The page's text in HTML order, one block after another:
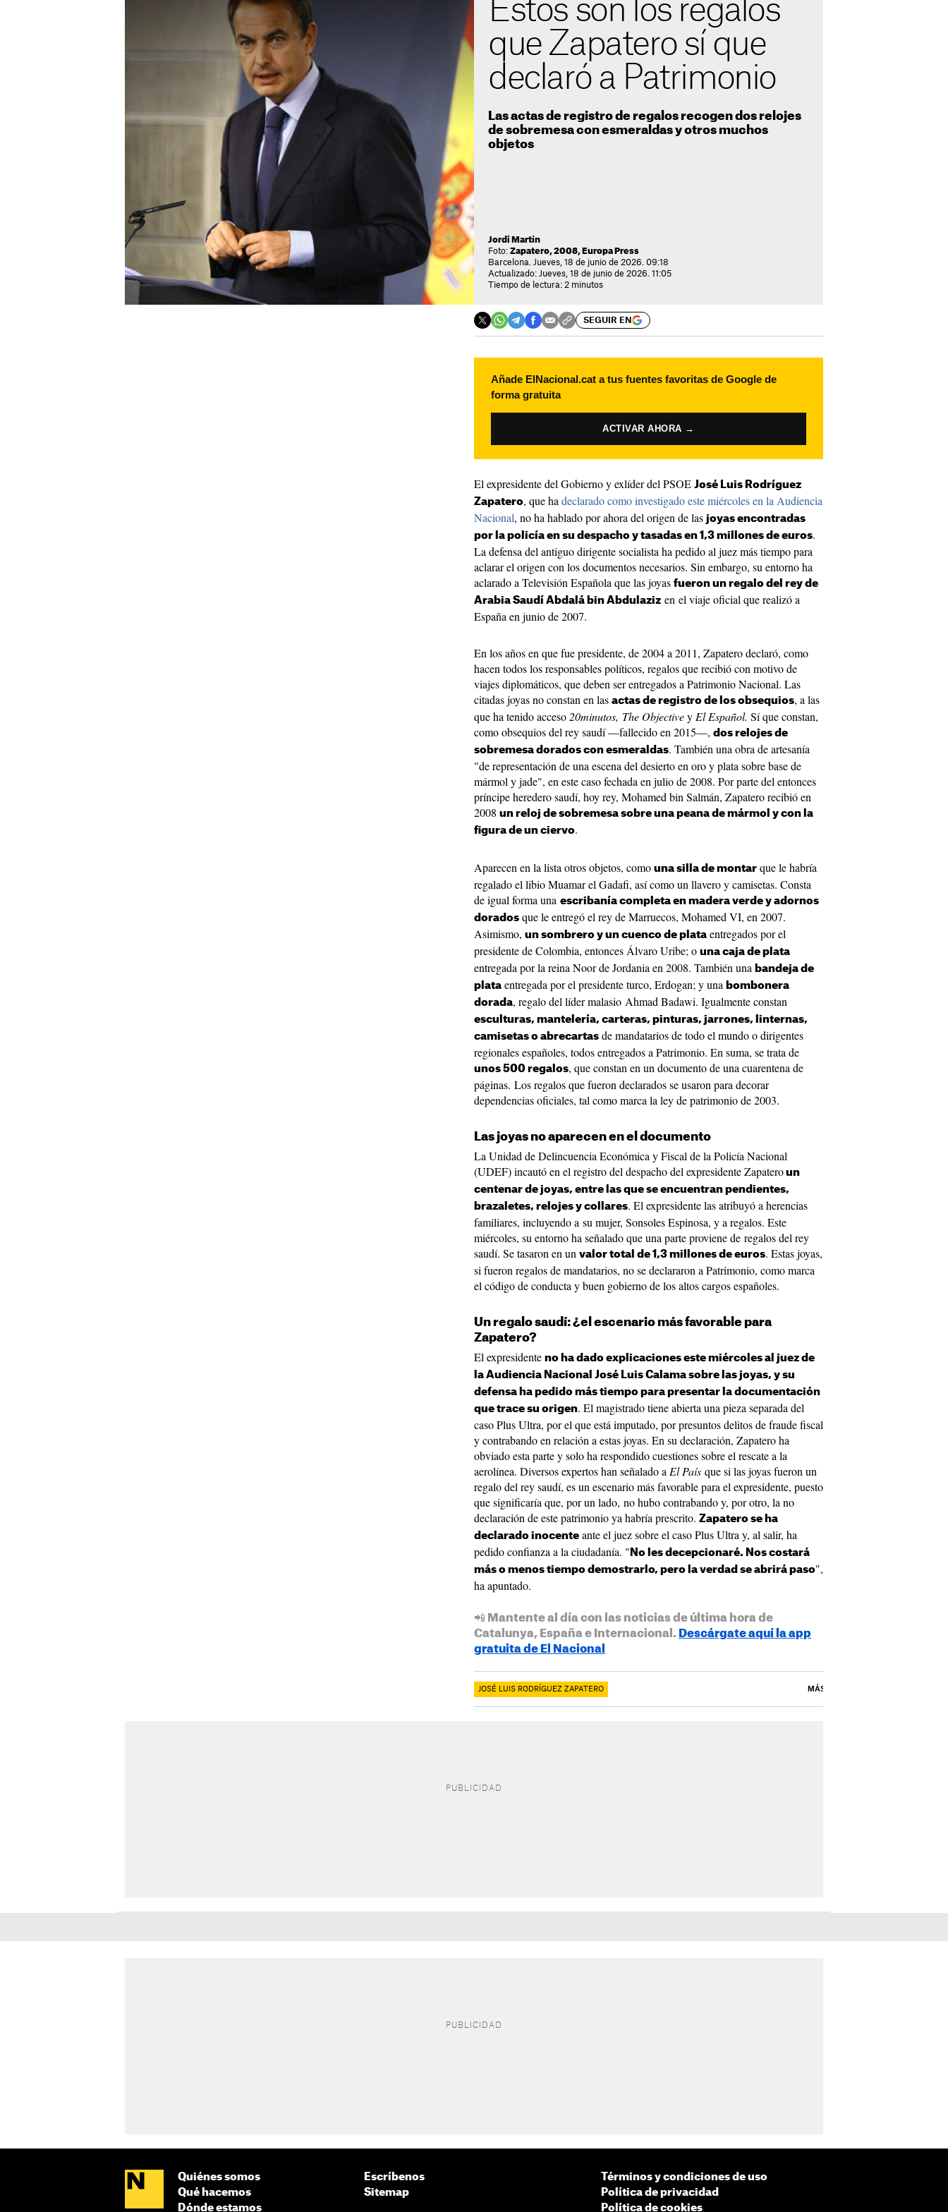
Estos son los regalos
que Zapatero sí que
declaró a Patrimonio
Las actas de registro de regalos recogen dos relojes
de sobremesa con esmeraldas y otros muchos
objetos
Jordi Martín
Foto: Zapatero, 2008, Europa Press
Barcelona. Jueves, 18 de junio de 2026. 09:18
Actualizado: Jueves, 18 de junio de 2026. 11:05
Tiempo de lectura: 2 minutos
SEGUIR EN
Añade ElNacional.cat a tus fuentes favoritas de Google de
forma gratuita
ACTIVAR AHORA →
El expresidente del Gobierno y exlíder del PSOE José Luis Rodríguez
Zapatero, que ha declarado como investigado este miércoles en la Audiencia
Nacional, no ha hablado por ahora del origen de las joyas encontradas
por la policía en su despacho y tasadas en 1,3 millones de euros.
La defensa del antiguo dirigente socialista ha pedido al juez más tiempo para
aclarar el origen con los documentos necesarios. Sin embargo, su entorno ha
aclarado a Televisión Española que las joyas fueron un regalo del rey de
Arabia Saudí Abdalá bin Abdulaziz en el viaje oficial que realizó a
España en junio de 2007.
En los años en que fue presidente, de 2004 a 2011, Zapatero declaró, como
hacen todos los responsables políticos, regalos que recibió con motivo de
viajes diplomáticos, que deben ser entregados a Patrimonio Nacional. Las
citadas joyas no constan en las actas de registro de los obsequios, a las
que ha tenido acceso 20minutos, The Objectivey El Español. Sí que constan,
como obsequios del rey saudí —fallecido en 2015—, dos relojes de
sobremesa dorados con esmeraldas. También una obra de artesanía
"de representación de una escena del desierto en oro y plata sobre base de
mármol y jade", en este caso fechada en julio de 2008. Por parte del entonces
príncipe heredero saudí, hoy rey, Mohamed bin Salmán, Zapatero recibió en
2008 un reloj de sobremesa sobre una peana de mármol y con la
figura de un ciervo.
Aparecen en la lista otros objetos, como una silla de montar que le habría
regalado el libio Muamar el Gadafi, así como un llavero y camisetas. Consta
de igual forma una escribanía completa en madera verde y adornos
dorados que le entregó el rey de Marruecos, Mohamed VI, en 2007.
Asimismo, un sombrero y un cuenco de plata entregados por el
presidente de Colombia, entonces Álvaro Uribe; o una caja de plata
entregada por la reina Noor de Jordania en 2008. También una bandeja de
plata entregada por el presidente turco, Erdogan; y una bombonera
dorada, regalo del líder malasio Ahmad Badawi. Igualmente constan
esculturas, mantelería, carteras, pinturas, jarrones, linternas,
camisetas o abrecartas de mandatarios de todo el mundo o dirigentes
regionales españoles, todos entregados a Patrimonio. En suma, se trata de
unos 500 regalos, que constan en un documento de una cuarentena de
páginas. Los regalos que fueron declarados se usaron para decorar
dependencias oficiales, tal como marca la ley de patrimonio de 2003.
Las joyas no aparecen en el documento
La Unidad de Delincuencia Económica y Fiscal de la Policía Nacional
(UDEF) incautó en el registro del despacho del expresidente Zapatero un
centenar de joyas, entre las que se encuentran pendientes,
brazaletes, relojes y collares. El expresidente las atribuyó a herencias
familiares, incluyendo a su mujer, Sonsoles Espinosa, y a regalos. Este
miércoles, su entorno ha señalado que una parte proviene de regalos del rey
saudí. Se tasaron en un valor total de 1,3 millones de euros. Estas joyas,
si fueron regalos de mandatarios, no se declararon a Patrimonio, como marca
el código de conducta y buen gobierno de los altos cargos españoles.
Un regalo saudí: ¿el escenario más favorable para
Zapatero?
El expresidente no ha dado explicaciones este miércoles al juez de
la Audiencia Nacional José Luis Calama sobre las joyas, y su
defensa ha pedido más tiempo para presentar la documentación
que trace su origen. El magistrado tiene abierta una pieza separada del
caso Plus Ultra, por el que está imputado, por presuntos delitos de fraude fiscal
y contrabando en relación a estas joyas. En su declaración, Zapatero ha
obviado esta parte y solo ha respondido cuestiones sobre el rescate a la
aerolínea. Diversos expertos han señalado a El País que si las joyas fueron un
regalo del rey saudí, es un escenario más favorable para el expresidente, puesto
que significaría que, por un lado, no hubo contrabando y, por otro, la no
declaración de este patrimonio ya habría prescrito. Zapatero se ha
declarado inocente ante el juez sobre el caso Plus Ultra y, al salir, ha
pedido confianza a la ciudadanía. " No les decepcionaré. Nos costará
más o menos tiempo demostrarlo, pero la verdad se abrirá paso",
ha apuntado.
📲 Mantente al día con las noticias de última hora de
Catalunya, España e Internacional. Descárgate aquí la app
gratuita de El Nacional
JOSÉ LUIS RODRÍGUEZ ZAPATERO MÁS
Quiénes somos
Qué hacemos
Dónde estamos
Escríbenos
Sitemap
Términos y condiciones de uso
Política de privacidad
Política de cookies